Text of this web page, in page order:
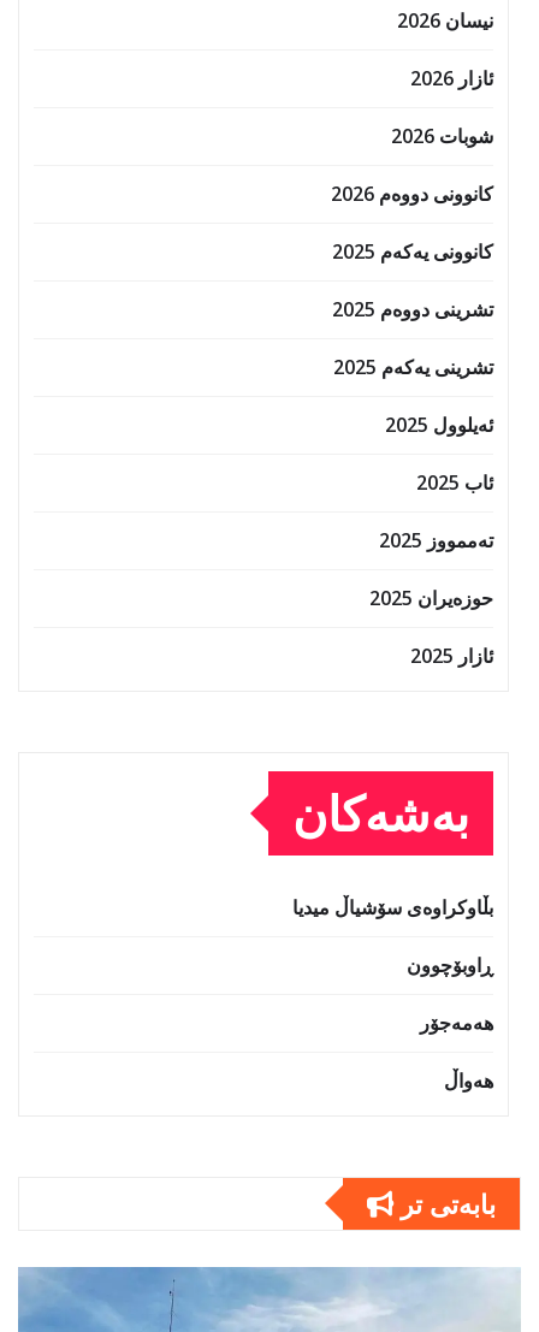
نیسان 2026
ئازار 2026
شوبات 2026
کانوونی دووەم 2026
کانوونی یەکەم 2025
تشرینی دووەم 2025
تشرینی یەکەم 2025
ئەیلوول 2025
ئاب 2025
تەممووز 2025
حوزه‌یران 2025
ئازار 2025
بەشەکان
بڵاوکراوەی سۆشیاڵ میدیا
ڕاوبۆچوون
هەمەجۆر
هەواڵ
بابەتى تر